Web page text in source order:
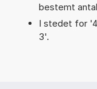
bestemt
I stedet for
3'.